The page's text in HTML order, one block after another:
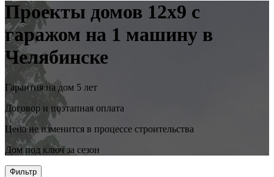
Проекты домов 12x9 с
гаражом на 1 машину в
Челябинске
Гарантия на дом 5 лет
Договор и поэтапная оплата
Цена не изменится в процессе строительства
Дом под ключ за сезон
Фильтр